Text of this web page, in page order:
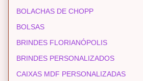
BOLACHAS DE CHOPP
BOLSAS
BRINDES FLORIANÓPOLIS
BRINDES PERSONALIZADOS
CAIXAS MDF PERSONALIZADAS